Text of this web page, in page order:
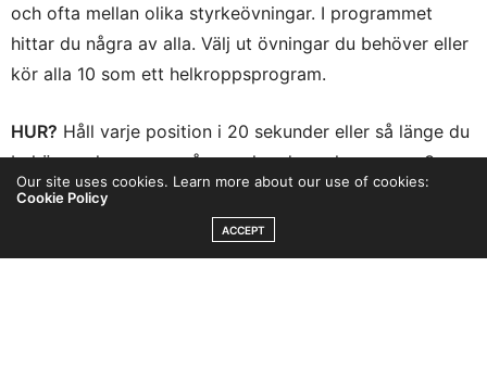
och ofta mellan olika styrkeövningar. I programmet
hittar du några av alla. Välj ut övningar du behöver eller
kör alla 10 som ett helkroppsprogram.
HUR? Håll varje position i 20 sekunder eller så länge du
behöver, slappna av några sekunder och upprepa 3
gånger per sida.
Our site uses cookies. Learn more about our use of cookies:
Cookie Policy
ACCEPT